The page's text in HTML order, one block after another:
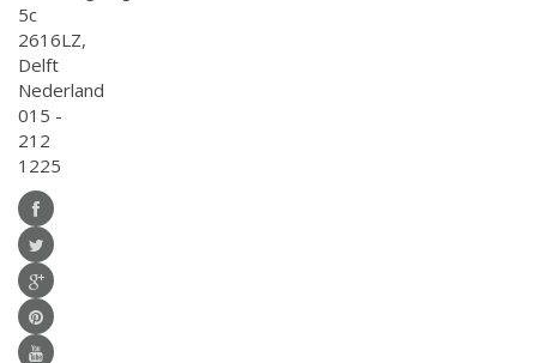
5c
2616LZ,
Delft
Nederland
015 -
212
1225